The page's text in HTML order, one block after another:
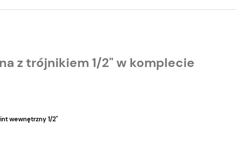
z trójnikiem 1/2" w komplecie
wewnętrzny 1/2"